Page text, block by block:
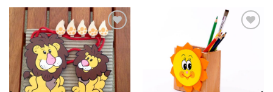
Přidat k
oblíbeným